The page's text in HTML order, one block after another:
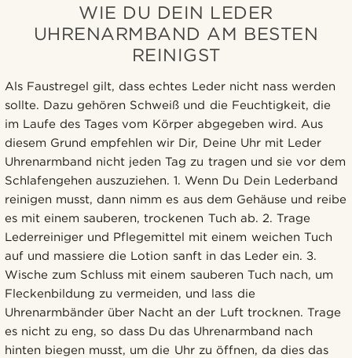
WIE DU DEIN LEDER
UHRENARMBAND AM BESTEN
REINIGST
Als Faustregel gilt, dass echtes Leder nicht nass werden
sollte. Dazu gehören Schweiß und die Feuchtigkeit, die
im Laufe des Tages vom Körper abgegeben wird. Aus
diesem Grund empfehlen wir Dir, Deine Uhr mit Leder
Uhrenarmband nicht jeden Tag zu tragen und sie vor dem
Schlafengehen auszuziehen. 1. Wenn Du Dein Lederband
reinigen musst, dann nimm es aus dem Gehäuse und reibe
es mit einem sauberen, trockenen Tuch ab. 2. Trage
Lederreiniger und Pflegemittel mit einem weichen Tuch
auf und massiere die Lotion sanft in das Leder ein. 3.
Wische zum Schluss mit einem sauberen Tuch nach, um
Fleckenbildung zu vermeiden, und lass die
Uhrenarmbänder über Nacht an der Luft trocknen. Trage
es nicht zu eng, so dass Du das Uhrenarmband nach
hinten biegen musst, um die Uhr zu öffnen, da dies das